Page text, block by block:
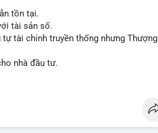
tồn tại.
tài sản số.
tài chính truyền thống nhưng Thượng
nhà đầu tư.